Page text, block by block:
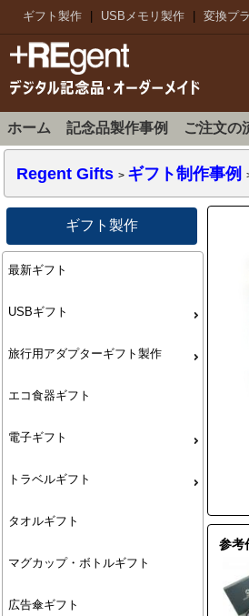
ギフト製作 USBメモリ製作 変換プ
ホーム 記念品製作事例 ご注文の
Regent Gifts > ギフト制作事例
ギフト製作
最新ギフト
USBギフト
旅行用アダプターギフト製作
エコ食器ギフト
電子ギフト
トラベルギフト
タオルギフト
マグカップ・ボトルギフト
広告傘ギフト
参考